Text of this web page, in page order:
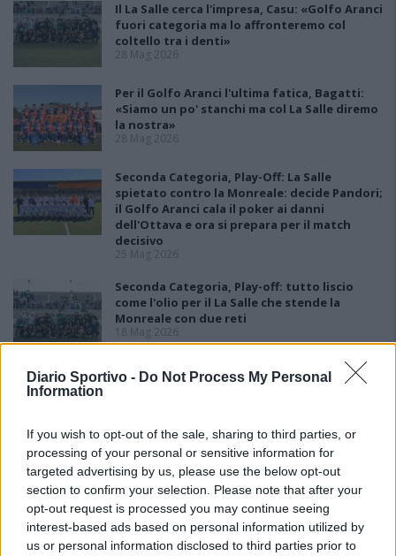
Diario Sportivo - Do Not Process My Personal
Information
If you wish to opt-out of the sale, sharing to third parties, or
processing of your personal or sensitive information for
targeted advertising by us, please use the below opt-out
section to confirm your selection. Please note that after your
opt-out request is processed you may continue seeing
interest-based ads based on personal information utilized by
us or personal information disclosed to third parties prior to
Il La Salle cerca l'impresa, Casu: «Golfo Aranci
fuori categoria ma lo affronteremo col
coltello tra i denti»
28 Mag 2026
Per il Golfo Aranci l'ultima fatica, Bagatti:
«Siamo un po' stanchi ma col La Salle diremo
la nostra»
28 Mag 2026
Seconda Categoria, Play-Off: La Salle
spietato contro la Monreale: decide Pandori;
il Golfo Aranci cala il poker ai danni
dell'Ottava e ora si prepara per il match
decisivo
25 Mag 2026
Seconda Categoria, Play-off: tutto liscio
come l'olio per il La Salle che stende la
Monreale con due reti
18 Mag 2026
Seconda Categoria, Play-Out: colpo grosso
del La Pineta che batte la Johannes e